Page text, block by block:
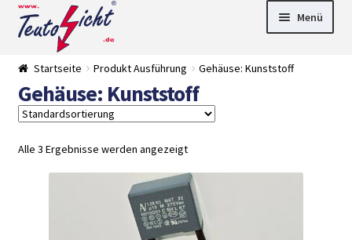
Zur
Navigation
springen
Springe
zum
Menü
► LED Panel
►
►
Startseite Produkt Ausführung Gehäuse: Kunststoff
Gehäuse: Kunststoff
Alle 3 Ergebnisse werden angezeigt